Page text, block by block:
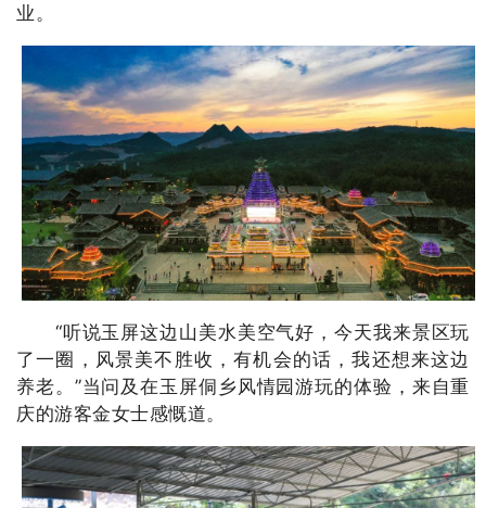
业。
“听说玉屏这边山美水美空气好，今天我来景区玩
了一圈，风景美不胜收，有机会的话，我还想来这边
养老。”当问及在玉屏侗乡风情园游玩的体验，来自重
庆的游客金女士感慨道。